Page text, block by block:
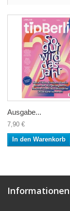
Ausgabe...
7,90 €
In den Warenkorb
Informationen